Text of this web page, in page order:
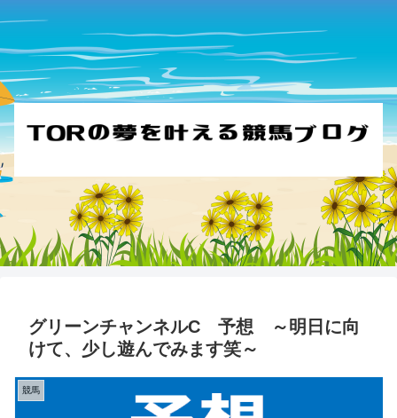
グリーンチャンネルC 予想 ～明日に向
けて、少し遊んでみます笑～
競馬